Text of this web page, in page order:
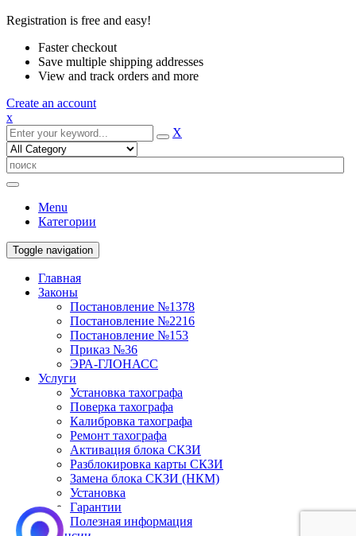
Registration is free and easy!
Faster checkout
Save multiple shipping addresses
View and track orders and more
Create an account
x
X
Menu
Категории
Toggle navigation
Главная
Законы
Постановление №1378
Постановление №2216
Постановление №153
Приказ №36
ЭРА-ГЛОНАСС
Услуги
Установка тахографа
Поверка тахографа
Калибровка тахографа
Ремонт тахографа
Активация блока СКЗИ
Разблокировка карты СКЗИ
Замена блока СКЗИ (НКМ)
Установка
Гарантии
Полезная информация